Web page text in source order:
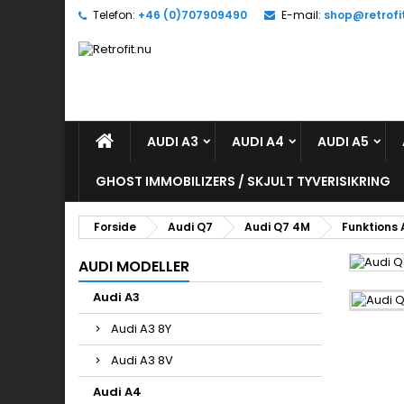
Telefon: +46 (0)707909490 E-mail:
AUDI A3 AUDI A4 AUDI A5
GHOST IMMOBILIZERS / SKJULT TYVERISIKRING
Forside Audi Q7 Audi Q7 4M Funktions
AUDI MODELLER
Audi A3
Audi A3 8Y
Audi A3 8V
Audi A4